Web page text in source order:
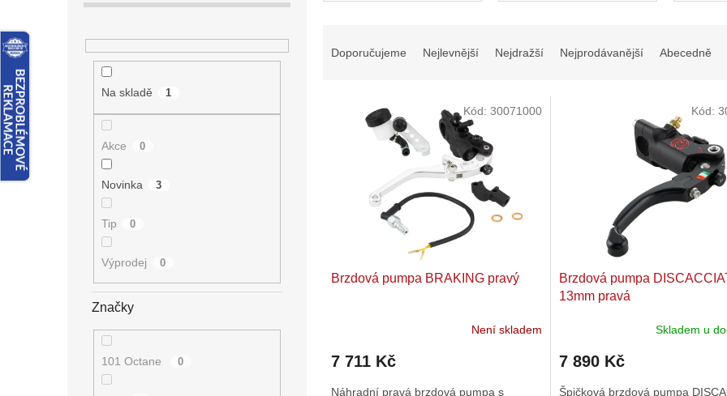
Na skladě 1
Akce 0
Novinka 3
Tip 0
Výprodej 0
Značky
101 Octane 0
Doporučujeme Nejlevnější Nejdražší Nejprodávanější Abecedně
Brzdová pumpa BRAKING pravý
Není skladem
7 711 Kč
Náhradní pravá brzdová pumpa s
Kód: 30071000
Brzdová pumpa
13mm pravá
Skladem u
7 890 Kč
Špičková brzdová pumpa
Kód: